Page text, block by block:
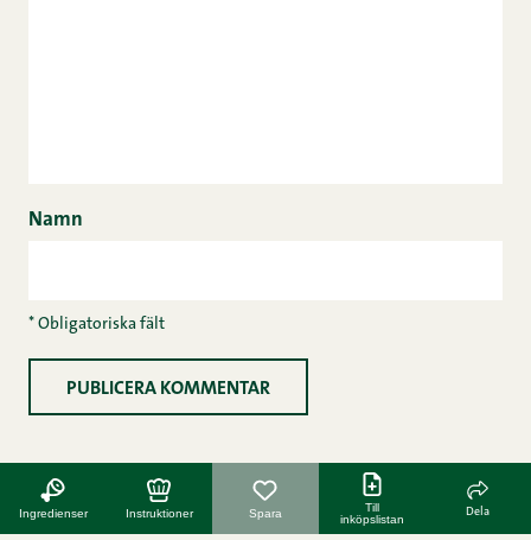
Namn
* Obligatoriska fält
Ingredienser Instruktioner Spara
Till
inköpslistan
Dela